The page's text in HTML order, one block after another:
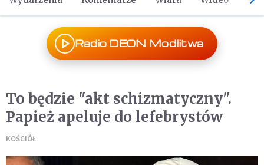
Radio DEON Modlitwa
To będzie "akt schizmatyczny".
Papież apeluje do lefebrystów
KOŚCIÓŁ